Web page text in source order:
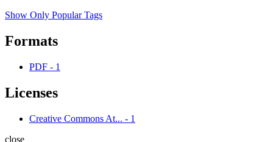
Show Only Popular Tags
Formats
PDF - 1
Licenses
Creative Commons At... - 1
close